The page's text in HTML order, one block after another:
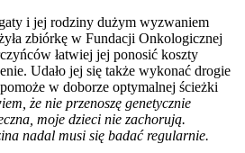
i jej rodziny dużym wyzwaniem
zbiórkę w Fundacji Onkologicznej
łatwiej jej ponosić koszty
Udało jej się także wykonać drogie
w doborze optymalnej ścieżki
że nie przenoszę genetycznie
moje dzieci nie zachorują.
nadal musi się badać regularnie.